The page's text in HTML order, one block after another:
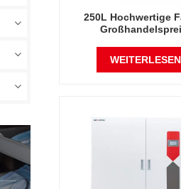
250L Hochwertige
Klima-Inkubator
WEITERLESEN